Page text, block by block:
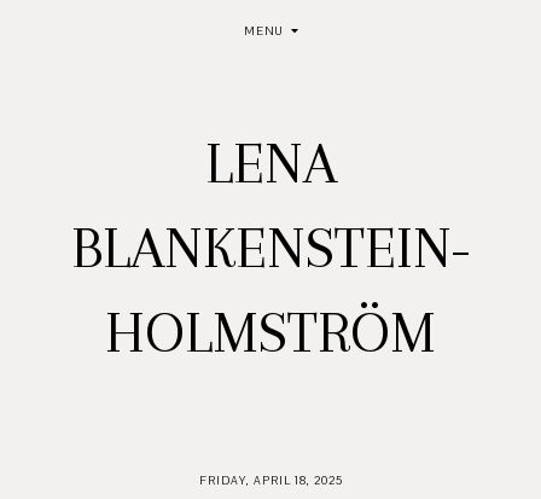
MENU
LENA
BLANKENSTEIN-
HOLMSTRÖM
FRIDAY, APRIL 18, 2025